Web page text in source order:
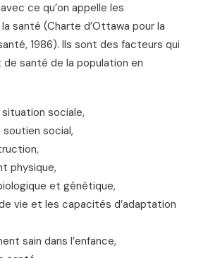
ce qu’on appelle les
santé (Charte d’Ottawa pour la
1986). Ils sont des facteurs qui
santé de la population en
sociale,
social,
physique,
et génétique,
vie et les capacités d’adaptation
sain dans l’enfance,